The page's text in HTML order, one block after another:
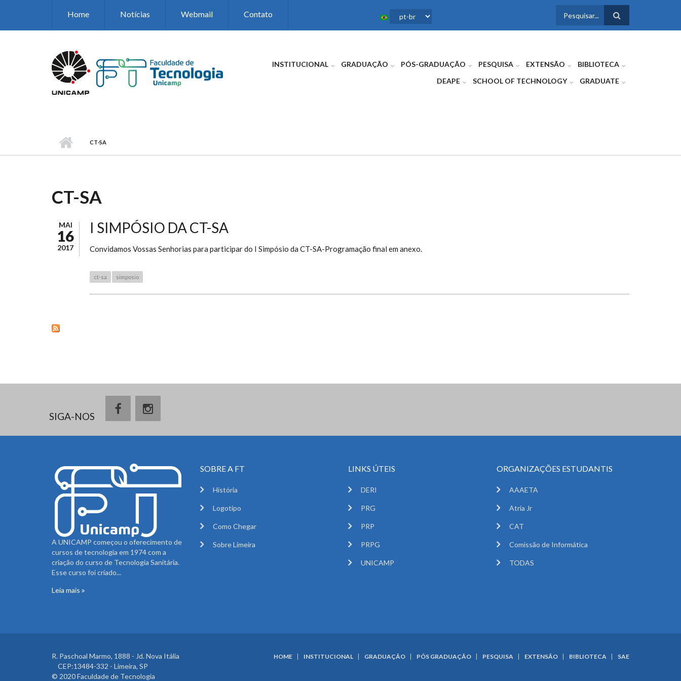
Home Notícias Webmail Contato
FORMULÁRIO
INSTITUCIONAL GRADUAÇÃO PÓS-GRADUAÇÃO PESQUISA EXTENSÃO
BIBLIOTECA
DEAPE
SCHOOL OF TECHNOLOGY GRADUATE
CT-SA
CT-SA
MAI
16
2017
I SIMPÓSIO DA CT-SA
Convidamos Vossas Senhorias para participar do I Simpósio da CT-SA-Programação final em anexo.
ct-sa simposio
SIGA-NOS
A UNICAMP começou o oferecimento de
cursos de tecnologia em 1974 com a
criação do curso de Tecnologia Sanitária.
Esse curso foi criado...
Leia mais
SOBRE A FT
História
Logotipo
Como Chegar
Sobre Limeira
LINKS ÚTEIS
DERI
PRG
PRP
PRPG
UNICAMP
ORGANIZAÇÕES ESTUDANTIS
AAAETA
Atria Jr
CAT
Comissão de Informática
TODAS
R. Paschoal Marmo, 1888 - Jd. Nova Itália
CEP:13484-332 - Limeira, SP
© 2020 Faculdade de Tecnologia
HOME INSTITUCIONAL GRADUAÇÃO PÓS GRADUAÇÃO PESQUISA EXTENSÃO BIBLIOTECA SAE